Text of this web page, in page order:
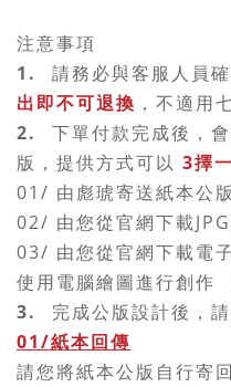
注意事項
1.
請務必與客服人員
出即不可退換 ，不適用
2.
下單付款完成後，
版， 提供方式可以 3擇一
01/ 由彪琥寄送紙本公
02/ 由您從官網下載
03/ 由您從官網下載電
使用電腦繪圖進行創作
3.
完成公版設計後，
01/紙本回傳
請您將紙本公版自行寄